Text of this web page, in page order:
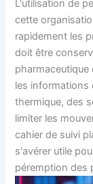
L'utilisation de
cette
rapidement les
doit être
pharmaceutique
les informations
thermique, des
limiter les
cahier de suivi
s'avérer utile
péremption des